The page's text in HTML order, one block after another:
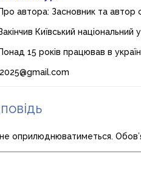
Про автора: Засновник та автор
Київський
Понад 15 років працював в
оприлюднюватиметься.